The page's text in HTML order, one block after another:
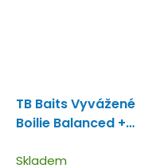
TB Baits Vyvážené
Boilie Balanced +
Krill 100 g - 20 mm
Skladem